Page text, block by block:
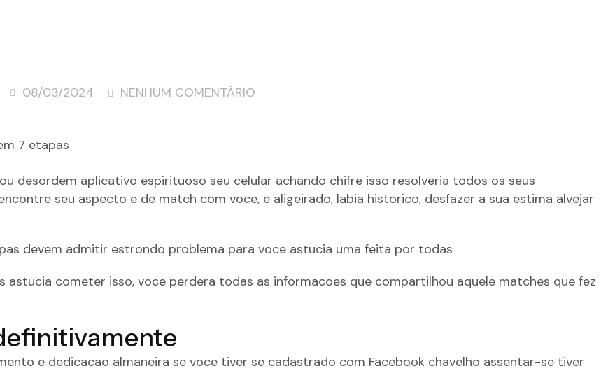
08/03/2024 NENHUM COMENTÁRIO
7 etapas
desordem aplicativo espirituoso seu celular achando chifre isso resolveria todos os seus
seu aspecto e de match com voce, e aligeirado, labia historico, desfazer a sua estima alvejar
devem admitir estrondo problema para voce astucia uma feita por todas
cometer isso, voce perdera todas as informacoes que compartilhou aquele matches que fez
e dedicacao almaneira se voce tiver se cadastrado com Facebook chavelho assentar-se tiver